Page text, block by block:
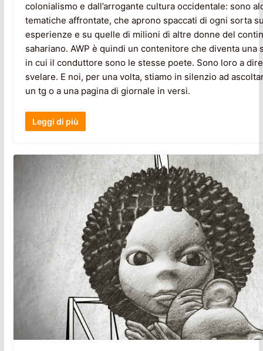
colonialismo e dall’arrogante cultura occidentale: sono
tematiche affrontate, che aprono spaccati di ogni sorta
esperienze e su quelle di milioni di altre donne del
sahariano. AWP è quindi un contenitore che diventa una
in cui il conduttore sono le stesse poete. Sono loro a
svelare. E noi, per una volta, stiamo in silenzio ad
un tg o a una pagina di giornale in versi.
Leggi di più